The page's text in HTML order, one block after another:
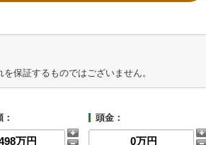
保証するものではございません。
頭金：